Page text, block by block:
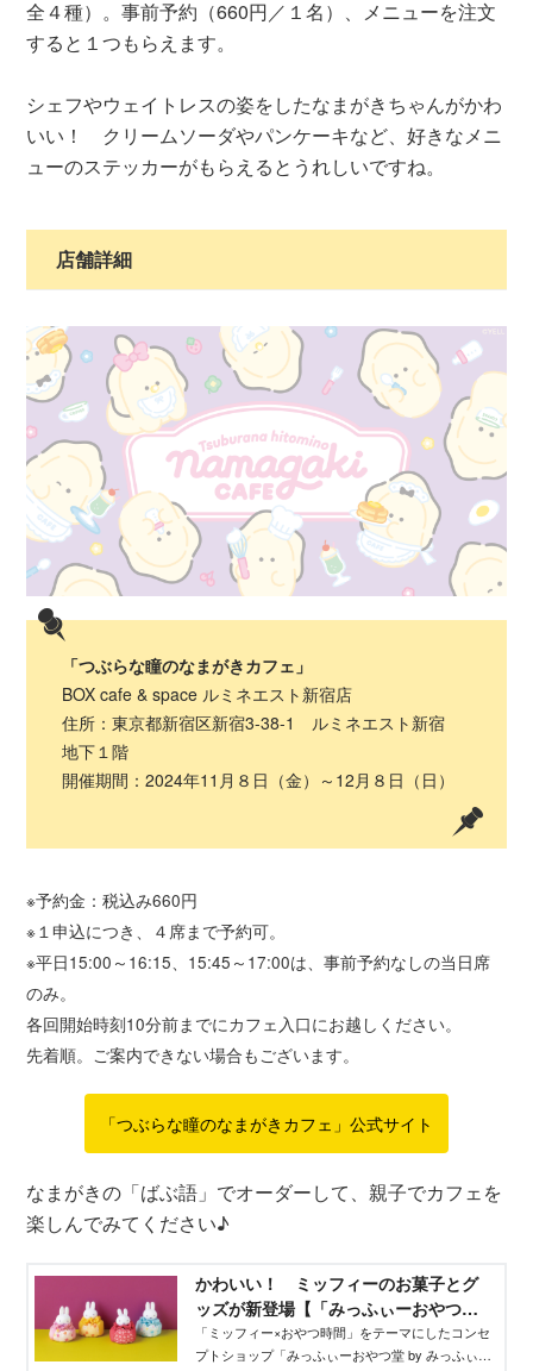
全４種）。事前予約（660円／１名）、メニューを注文
すると１つもらえます。
シェフやウェイトレスの姿をしたなまがきちゃんがかわ
いい！ クリームソーダやパンケーキなど、好きなメニ
ューのステッカーがもらえるとうれしいですね。
店舗詳細
「つぶらな瞳のなまがきカフェ」
BOX cafe & space ルミネエスト新宿店
住所：東京都新宿区新宿3-38-1 ルミネエスト新宿
地下１階
開催期間：2024年11月８日（金）～12月８日（日）
※予約金：税込み660円
※１申込につき、４席まで予約可。
※平日15:00～16:15、15:45～17:00は、事前予約なしの当日席
のみ。
各回開始時刻10分前までにカフェ入口にお越しください。
先着順。ご案内できない場合もございます。
「つぶらな瞳のなまがきカフェ」公式サイト
なまがきの「ばぶ語」でオーダーして、親子でカフェを
楽しんでみてください♪
かわいい！ ミッフィーのお菓子とグ
ッズが新登場【「みっふぃーおやつ
堂」鎌倉店オープン】 - WEB げんき｜
講談社
「ミッフィー×おやつ時間」をテーマにしたコンセ
プトショップ「みっふぃーおやつ堂 by みっふぃー